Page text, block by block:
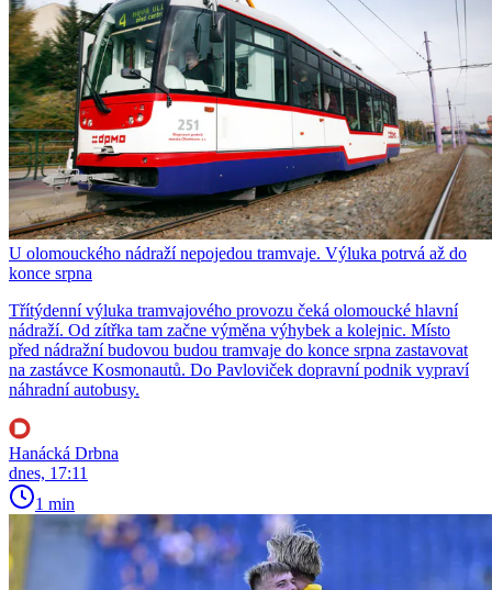
U olomouckého nádraží nepojedou tramvaje. Výluka potrvá až do
konce srpna
Třítýdenní výluka tramvajového provozu čeká olomoucké hlavní
nádraží. Od zítřka tam začne výměna výhybek a kolejnic. Místo
před nádražní budovou budou tramvaje do konce srpna zastavovat
na zastávce Kosmonautů. Do Pavloviček dopravní podnik vypraví
náhradní autobusy.
Hanácká Drbna
dnes, 17:11
1 min